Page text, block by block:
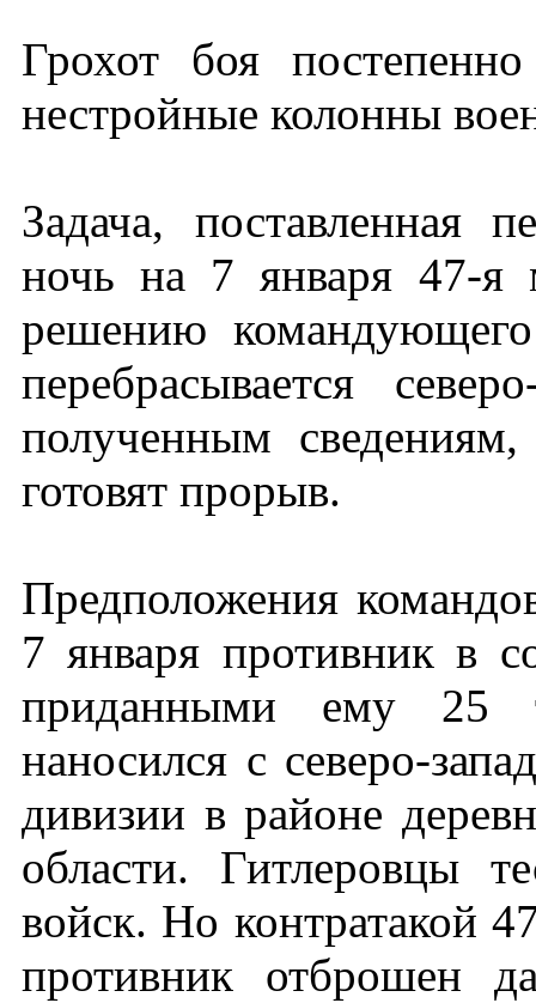
Грохот боя
нестройные колонны
Задача, поставленная
ночь на 7 января 47-я
решению
перебрасывается
полученным
готовят прорыв.
Предположения
7 января противник в
приданными ему 25
наносился с северо-
дивизии в районе
области. Гитлеровцы
войск. Но контратакой
противник отброшен